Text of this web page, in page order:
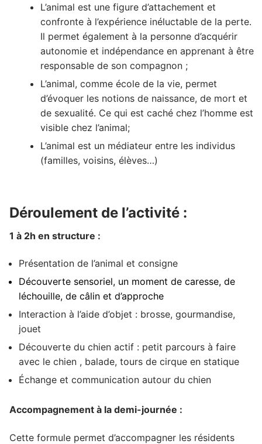
L’animal est une figure d’attachement et
confronte à l’expérience inéluctable de la perte.
Il permet également à la personne d’acquérir
autonomie et indépendance en apprenant à être
responsable de son compagnon ;
L’animal, comme école de la vie, permet
d’évoquer les notions de naissance, de mort et
de sexualité. Ce qui est caché chez l’homme est
visible chez l’animal;
L’animal est un médiateur entre les individus
(familles, voisins, élèves…)
Déroulement de l’activité :
1 à 2h en structure :
Présentation de l’animal et consigne
Découverte sensoriel, un moment de caresse, de
léchouille, de câlin et d’approche
Interaction à l’aide d’objet : brosse, gourmandise,
jouet
Découverte du chien actif : petit parcours à faire
avec le chien , balade, tours de cirque en statique
Échange et communication autour du chien
Accompagnement à la demi-journée :
Cette formule permet d’accompagner les résidents